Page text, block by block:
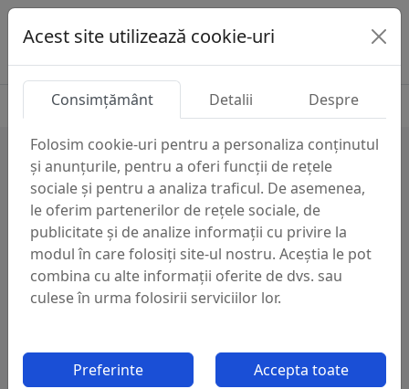
Cauta categorie
Cauta
Nu ai gasit ce cautai?
Acest site utilizează cookie-uri
Consimțământ Detalii Despre
Folosim cookie-uri pentru a personaliza conținutul
și anunțurile, pentru a oferi funcții de rețele
sociale și pentru a analiza traficul. De asemenea,
le oferim partenerilor de rețele sociale, de
publicitate și de analize informații cu privire la
modul în care folosiți site-ul nostru. Aceștia le pot
combina cu alte informații oferite de dvs. sau
culese în urma folosirii serviciilor lor.
Preferinte Accepta toate